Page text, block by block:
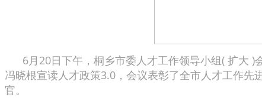
6月20日下午，桐乡市委人才工作领导小组( 扩大 )
冯晓根宣读人才政策3.0，会议表彰了全市人才工作
官。